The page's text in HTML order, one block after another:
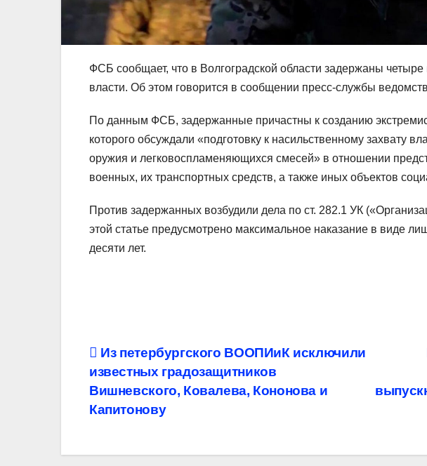
ФСБ сообщает, что в Волгоградской области задержаны четыре
власти. Об этом говорится в сообщении пресс-службы
По данным ФСБ, задержанные причастны к созданию
которого обсуждали «подготовку к насильственному захвату
оружия и легковоспламеняющихся смесей» в отношении
военных, их транспортных средств, а также иных объектов
Против задержанных возбудили дела по ст. 282.1 УК
этой статье предусмотрено максимальное наказание в виде
десяти лет.
Навигация
по
записям
Из петербургского ВООПИиК исключили
известных градозащитников
Вишневского, Ковалева, Кононова и
Капитонову